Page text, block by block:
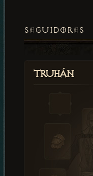
SEGUIDORES
Truhán